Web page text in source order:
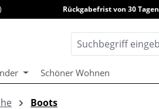
Rückgabefrist von 30 Tagen
Schöner Wohnen
Boots